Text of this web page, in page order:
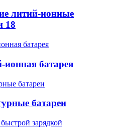
литий-ионные
18
батарея
батареи